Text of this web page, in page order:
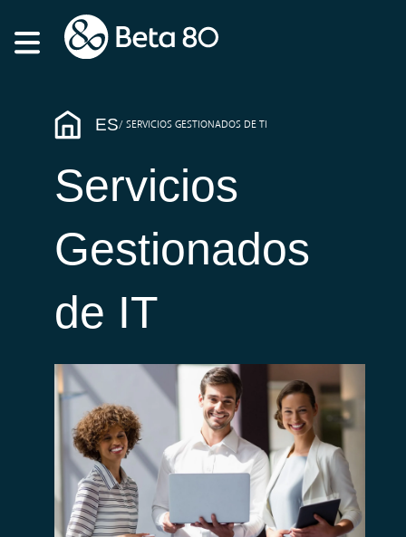
ES SERVICIOS GESTIONADOS DE TI
Servicios
Gestionados
de IT